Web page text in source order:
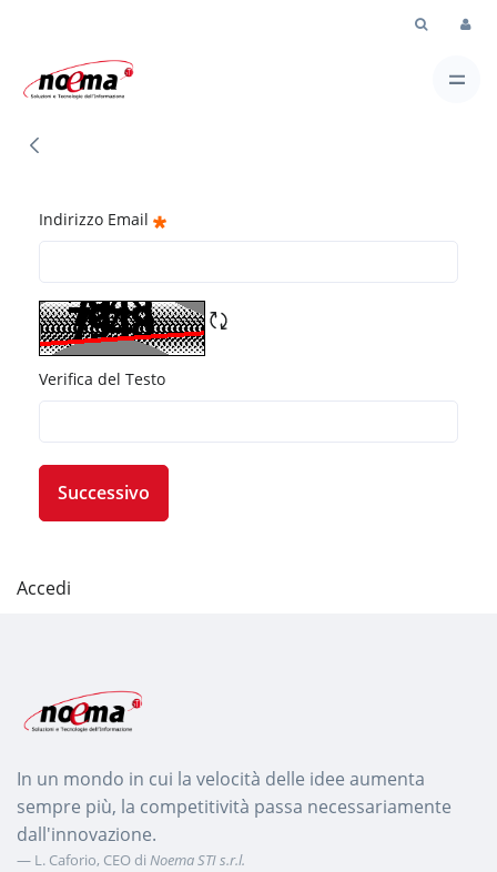
Password Dimenticata
Indirizzo Email
Verifica del Testo
Successivo
Accedi
In un mondo in cui la velocità delle idee aumenta
sempre più, la competitività passa necessariamente
dall'innovazione.
L. Caforio, CEO di Noema STI s.r.l.